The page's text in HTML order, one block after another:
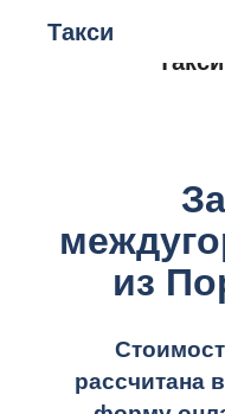
Такси
из
рассчитана